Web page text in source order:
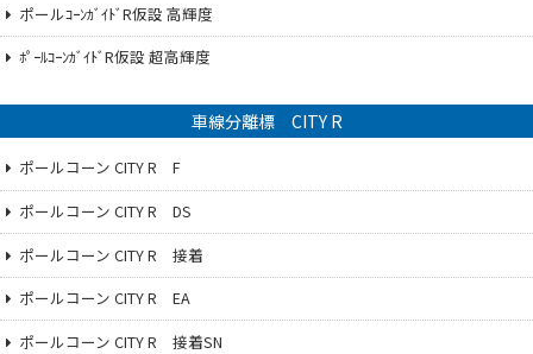
ポールｺｰﾝｶﾞｲﾄﾞR仮設 高輝度
ﾎﾟｰﾙｺｰﾝｶﾞｲﾄﾞR仮設 超高輝度
車線分離標 CITY R
ポールコーン CITY R F
ポールコーン CITY R DS
ポールコーン CITY R 接着
ポールコーン CITY R EA
ポールコーン CITY R 接着SN